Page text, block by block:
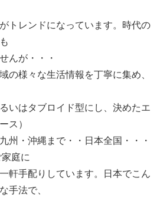
トレンドになっています。時代の
んが・・・
の様々な生活情報を丁寧に集め、
いはタブロイド型にし、決めたエ
ス）
州・沖縄まで・・日本全国・・・
庭に
軒手配りしています。日本でこん
手法で、